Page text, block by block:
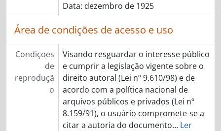
Data: dezembro de 1925
Área de condições de acesso e uso
Condiçoes
de
reproduçã
o
Visando resguardar o interesse público
e cumprir a legislação vigente sobre o
direito autoral (Lei nº 9.610/98) e de
acordo com a política nacional de
arquivos públicos e privados (Lei nº
8.159/91), o usuário compromete-se a
citar a autoria do documento… Ler